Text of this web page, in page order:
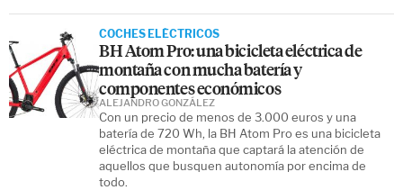
COCHES ELÉCTRICOS
BH Atom Pro: una bicicleta eléctrica de
montaña con mucha batería y
componentes económicos
Con un precio de menos de 3.000 euros y una
batería de 720 Wh, la BH Atom Pro es una bicicleta
eléctrica de montaña que captará la atención de
aquellos que busquen autonomía por encima de
todo.
ALEJANDRO GONZÁLEZ